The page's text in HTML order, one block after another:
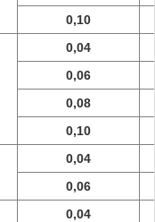
0,10
0,04
0,06
0,08
0,10
0,04
0,06
0,04